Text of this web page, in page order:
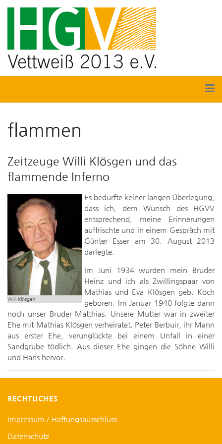
flammen
Zeitzeuge Willi Klösgen und das
flammende Inferno
Willi Klösgen
Es bedurfte keiner langen Überlegung,
dass ich, dem Wunsch des HGVV
entsprechend, meine Erinnerungen
auffrischte und in einem Gespräch mit
Günter Esser am 30. August 2013
darlegte.
Im Juni 1934 wurden mein Bruder
Heinz und ich als Zwillingspaar von
Mathias und Eva Klösgen geb. Koch
geboren. Im Januar 1940 folgte dann
noch unser Bruder Matthias. Unsere Mutter war in zweiter
Ehe mit Mathias Klösgen verheiratet. Peter Berbuir, ihr Mann
aus erster Ehe, verunglückte bei einem Unfall in einer
Sandgrube tödlich. Aus dieser Ehe gingen die Söhne Willi
und Hans hervor.
RECHTLICHES
Impressum / Haftungsausschluss
Datenschutz